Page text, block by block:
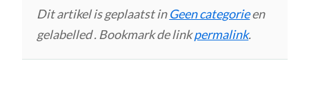
Dit artikel is geplaatst inGeen categorieen
gelabelled . Bookmark de linkpermalink.